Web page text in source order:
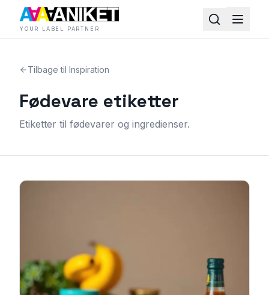
YOUR LABEL PARTNER
Tilbage til Inspiration
Fødevare etiketter
Etiketter til fødevarer og ingredienser.